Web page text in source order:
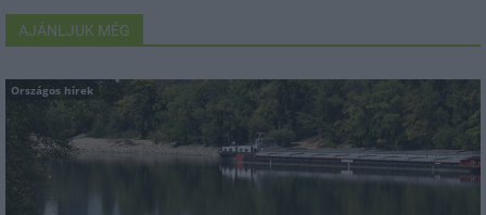
AJÁNLJUK MÉG
Országos hírek